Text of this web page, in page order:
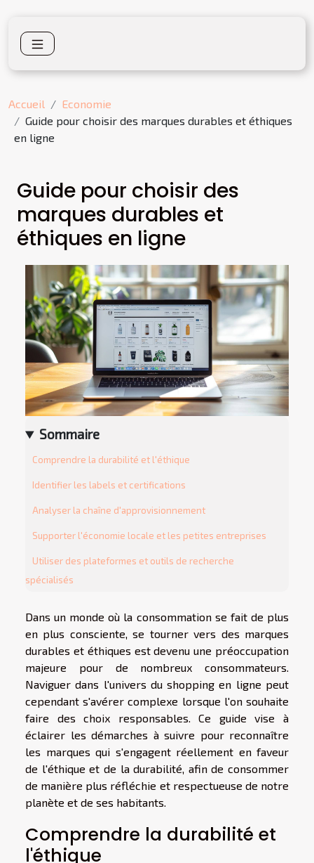
Accueil
Economie
Guide pour choisir des marques durables et éthiques
en ligne
Guide pour choisir des
marques durables et
éthiques en ligne
Sommaire
Comprendre la durabilité et l'éthique
Identifier les labels et certifications
Analyser la chaîne d'approvisionnement
Supporter l'économie locale et les petites entreprises
Utiliser des plateformes et outils de recherche
spécialisés
Dans un monde où la consommation se fait de plus
en plus consciente, se tourner vers des marques
durables et éthiques est devenu une préoccupation
majeure pour de nombreux consommateurs.
Naviguer dans l'univers du shopping en ligne peut
cependant s'avérer complexe lorsque l'on souhaite
faire des choix responsables. Ce guide vise à
éclairer les démarches à suivre pour reconnaître
les marques qui s'engagent réellement en faveur
de l'éthique et de la durabilité, afin de consommer
de manière plus réfléchie et respectueuse de notre
planète et de ses habitants.
Comprendre la durabilité et
l'éthique